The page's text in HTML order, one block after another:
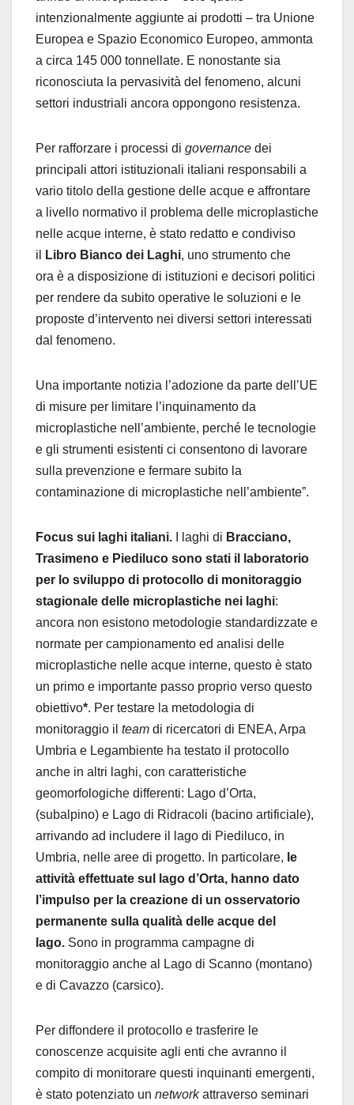
intenzionalmente aggiunte ai prodotti – tra Unione
Europea e Spazio Economico Europeo, ammonta
a circa 145 000 tonnellate. E nonostante sia
riconosciuta la pervasività del fenomeno, alcuni
settori industriali ancora oppongono resistenza.
Per rafforzare i processi di governance dei
principali attori istituzionali italiani responsabili a
vario titolo della gestione delle acque e affrontare
a livello normativo il problema delle microplastiche
nelle acque interne, è stato redatto e condiviso
il
Libro Bianco dei Laghi, uno strumento che
ora è a disposizione di istituzioni e decisori politici
per rendere da subito operative le soluzioni e le
proposte d’intervento nei diversi settori interessati
dal fenomeno.
Una importante notizia l’adozione da parte dell’UE
di misure per limitare l’inquinamento da
microplastiche nell’ambiente, perché le tecnologie
e gli strumenti esistenti ci consentono di lavorare
sulla prevenzione e fermare subito la
contaminazione di microplastiche nell’ambiente”.
Focus sui laghi italiani. I laghi di Bracciano,
Trasimeno e Piediluco sono stati il laboratorio
per lo sviluppo di protocollo di monitoraggio
stagionale delle microplastiche nei laghi:
ancora non esistono metodologie standardizzate e
normate per campionamento ed analisi delle
microplastiche nelle acque interne, questo è stato
un primo e importante passo proprio verso questo
obiettivo*. Per testare la metodologia di
monitoraggio il team di ricercatori di ENEA, Arpa
Umbria e Legambiente ha testato il protocollo
anche in altri laghi, con caratteristiche
geomorfologiche differenti: Lago d’Orta,
(subalpino) e Lago di Ridracoli (bacino artificiale),
arrivando ad includere il lago di Piediluco, in
Umbria, nelle aree di progetto. In particolare, le
attività effettuate sul lago d’Orta, hanno dato
l’impulso per la creazione di un osservatorio
permanente sulla qualità delle acque del
lago. Sono in programma campagne di
monitoraggio anche al Lago di Scanno (montano)
e di Cavazzo (carsico).
Per diffondere il protocollo e trasferire le
conoscenze acquisite agli enti che avranno il
compito di monitorare questi inquinanti emergenti,
è stato potenziato un networkattraverso seminari